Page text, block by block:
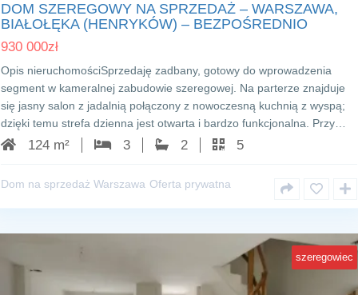
DOM SZEREGOWY NA SPRZEDAŻ – WARSZAWA,
BIAŁOŁĘKA (HENRYKÓW) – BEZPOŚREDNIO
930 000zł
Opis nieruchomościSprzedaję zadbany, gotowy do wprowadzenia
segment w kameralnej zabudowie szeregowej. Na parterze znajduje
się jasny salon z jadalnią połączony z nowoczesną kuchnią z wyspą;
dzięki temu strefa dzienna jest otwarta i bardzo funkcjonalna. Przy…
124 m² 3 2 5
Dom na sprzedaż Warszawa Oferta prywatna
szeregowiec